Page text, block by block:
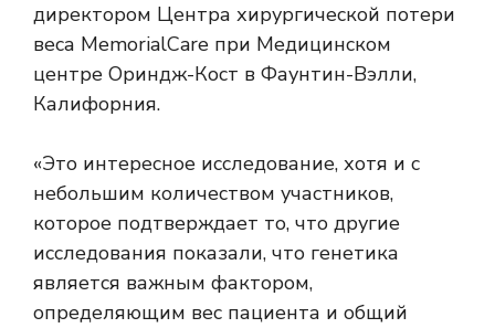
директором Центра хирургической потери
веса MemorialCare при Медицинском
центре Ориндж-Кост в Фаунтин-Вэлли,
Калифорния.
«Это интересное исследование, хотя и с
небольшим количеством участников,
которое подтверждает то, что другие
исследования показали, что генетика
является важным фактором,
определяющим вес пациента и общий